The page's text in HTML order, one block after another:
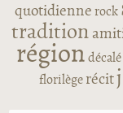
quotidienne rock
tradition
région décalé
florilège récit